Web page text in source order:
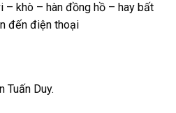
– khò – hàn đồng hồ – hay bất
đến điện thoại
Tuấn Duy.